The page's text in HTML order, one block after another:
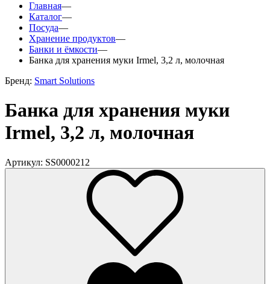
Главная—
Каталог—
Посуда—
Хранение продуктов—
Банки и ёмкости—
Банка для хранения муки Irmel, 3,2 л, молочная
Бренд: Smart Solutions
Банка для хранения муки
Irmel, 3,2 л, молочная
Артикул: SS0000212